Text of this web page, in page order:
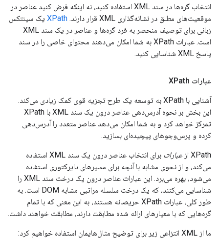
انتخاب گره‌ها در سند XML استفاده کنید، نه اینکه فرض کنید عناصر در
موقعیت‌های مطلق در نشانه‌گذاری XML قرار دارند.
XPath یک سینتکس
زبانی برای توصیف منحصر به فرد گره‌ها و عناصر در یک سند XML
است. عبارات XPath به شما امکان می‌دهند محتوای خاصی را در سند
پاسخ XML شناسایی کنید.
عبارات XPath
آشنایی با XPath به توسعه یک طرح تجزیه قوی کمک زیادی می‌کند.
این بخش بر نحوه آدرس‌دهی عناصر درون یک سند XML با XPath
تمرکز خواهد کرد و به شما امکان می‌دهد عناصر متعدد را آدرس‌دهی
کرده و پرس‌وجوهای پیچیده‌ای بسازید.
XPath از عبارات
برای انتخاب عناصر درون یک سند XML استفاده
می‌کند، و از نحوی مشابه با آنچه برای مسیرهای دایرکتوری استفاده
می‌شود، بهره می‌برد. این عبارات عناصر درون یک درخت سند XML را
شناسایی می‌کنند، که یک درخت سلسله مراتبی مشابه DOM است. به
طور کلی، عبارات XPath حریصانه هستند، به این معنی که با تمام
گره‌هایی که با معیارهای ارائه شده مطابقت دارند، مطابقت خواهند داشت.
ما از XML انتزاعی زیر برای توضیح مثال‌هایمان استفاده خواهیم کرد: